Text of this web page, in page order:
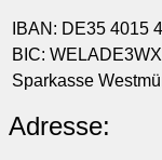
IBAN: DE35 4015
BIC:
Sparkasse
Adresse: